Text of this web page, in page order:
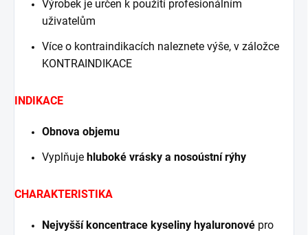
Výrobek je určen k použití profesionálním
uživatelům
Více o kontraindikacích naleznete výše, v záložce
KONTRAINDIKACE
INDIKACE
Obnova objemu
Vyplňuje hluboké vrásky a nosoústní rýhy
CHARAKTERISTIKA
Nejvyšší koncentrace kyseliny hyaluronové pro